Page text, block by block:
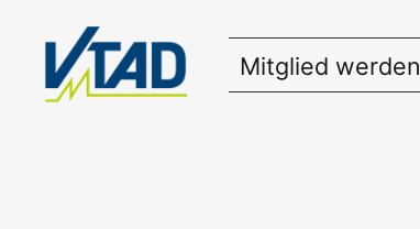
springen
Mitglied werden